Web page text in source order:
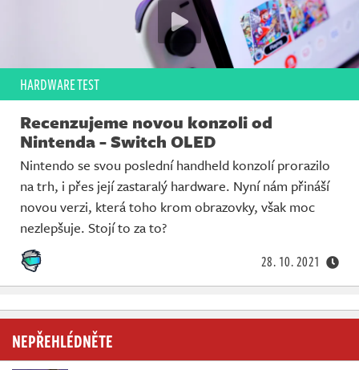
HARDWARE TEST
Recenzujeme novou konzoli od
Nintenda - Switch OLED
Nintendo se svou poslední handheld konzolí prorazilo
na trh, i přes její zastaralý hardware. Nyní nám přináší
novou verzi, která toho krom obrazovky, však moc
nezlepšuje. Stojí to za to?
28. 10. 2021
NEPŘEHLÉDNĚTE